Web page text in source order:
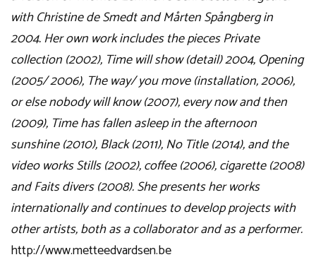
with Christine de Smedt and Mårten Spångberg in
2004. Her own work includes the pieces Private
collection (2002), Time will show (detail) 2004, Opening
(2005/ 2006), The way/ you move (installation, 2006),
or else nobody will know (2007), every now and then
(2009), Time has fallen asleep in the afternoon
sunshine (2010), Black (2011), No Title (2014), and the
video works Stills (2002), coffee (2006), cigarette (2008)
and Faits divers (2008). She presents her works
internationally and continues to develop projects with
other artists, both as a collaborator and as a performer.
http://www.metteedvardsen.be